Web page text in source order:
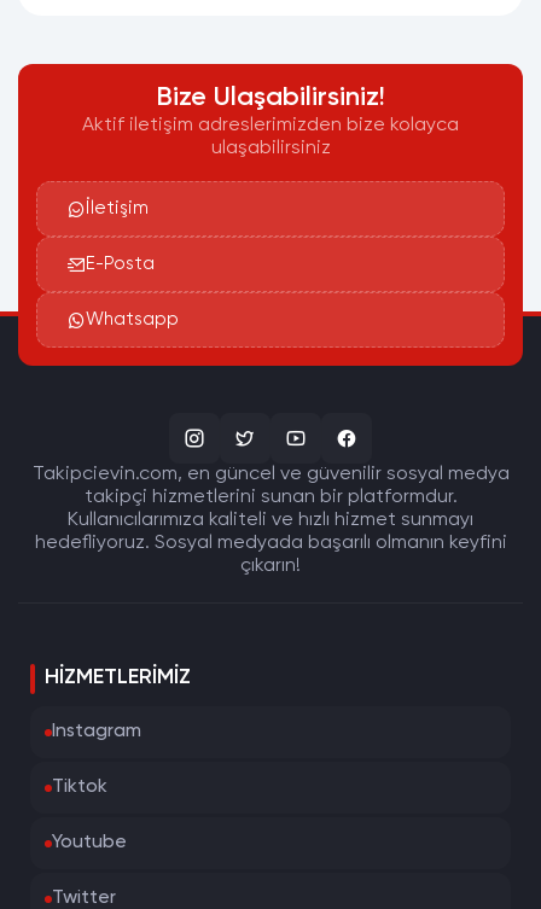
Bize Ulaşabilirsiniz!
Aktif iletişim adreslerimizden bize kolayca
ulaşabilirsiniz
İletişim
E-Posta
Whatsapp
Takipcievin.com, en güncel ve güvenilir sosyal medya
takipçi hizmetlerini sunan bir platformdur.
Kullanıcılarımıza kaliteli ve hızlı hizmet sunmayı
hedefliyoruz. Sosyal medyada başarılı olmanın keyfini
çıkarın!
HIZMETLERIMIZ
Instagram
Tiktok
Youtube
Twitter